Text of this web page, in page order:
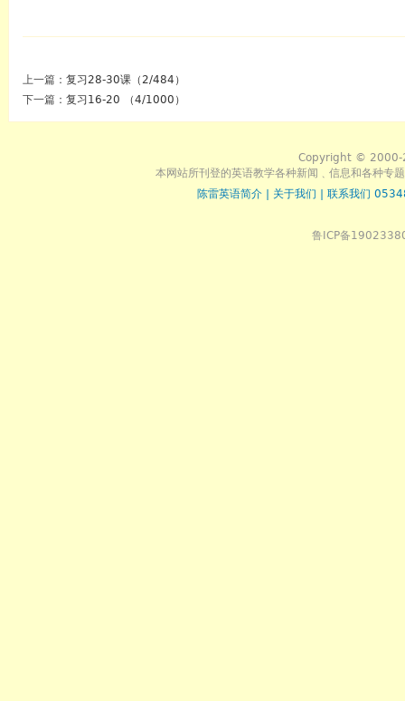
上一篇： 复习28-30课（2/484）
下一篇： 复习16-20 （4/1000）
Copyright © 2000-
本网站所刊登的英语教学各种新闻﹑信息和各种专
陈雷英语简介
关于我们 联系我们
鲁ICP备